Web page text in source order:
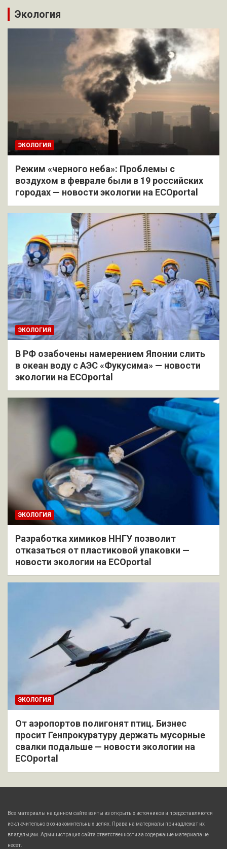
Экология
ЭКОЛОГИЯ
Режим «черного неба»: Проблемы с
воздухом в феврале были в 19 российских
городах — новости экологии на ECOportal
ЭКОЛОГИЯ
В РФ озабочены намерением Японии слить
в океан воду с АЭС «Фукусима» — новости
экологии на ECOportal
ЭКОЛОГИЯ
Разработка химиков ННГУ позволит
отказаться от пластиковой упаковки —
новости экологии на ECOportal
ЭКОЛОГИЯ
От аэропортов полигонят птиц. Бизнес
просит Генпрокуратуру держать мусорные
свалки подальше — новости экологии на
ECOportal
Все материалы на данном сайте взяты из открытых источников и предоставляются
исключительно в ознакомительных целях. Права на материалы принадлежат их
владельцам. Администрация сайта ответственности за содержание материала не
несет.